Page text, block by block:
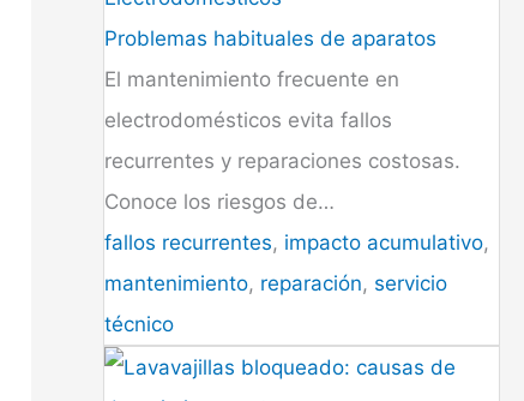
Problemas habituales de aparatos
El mantenimiento frecuente en
electrodomésticos evita fallos
recurrentes y reparaciones costosas.
Conoce los riesgos de…
fallos recurrentes, impacto acumulativo,
mantenimiento, reparación, servicio
técnico